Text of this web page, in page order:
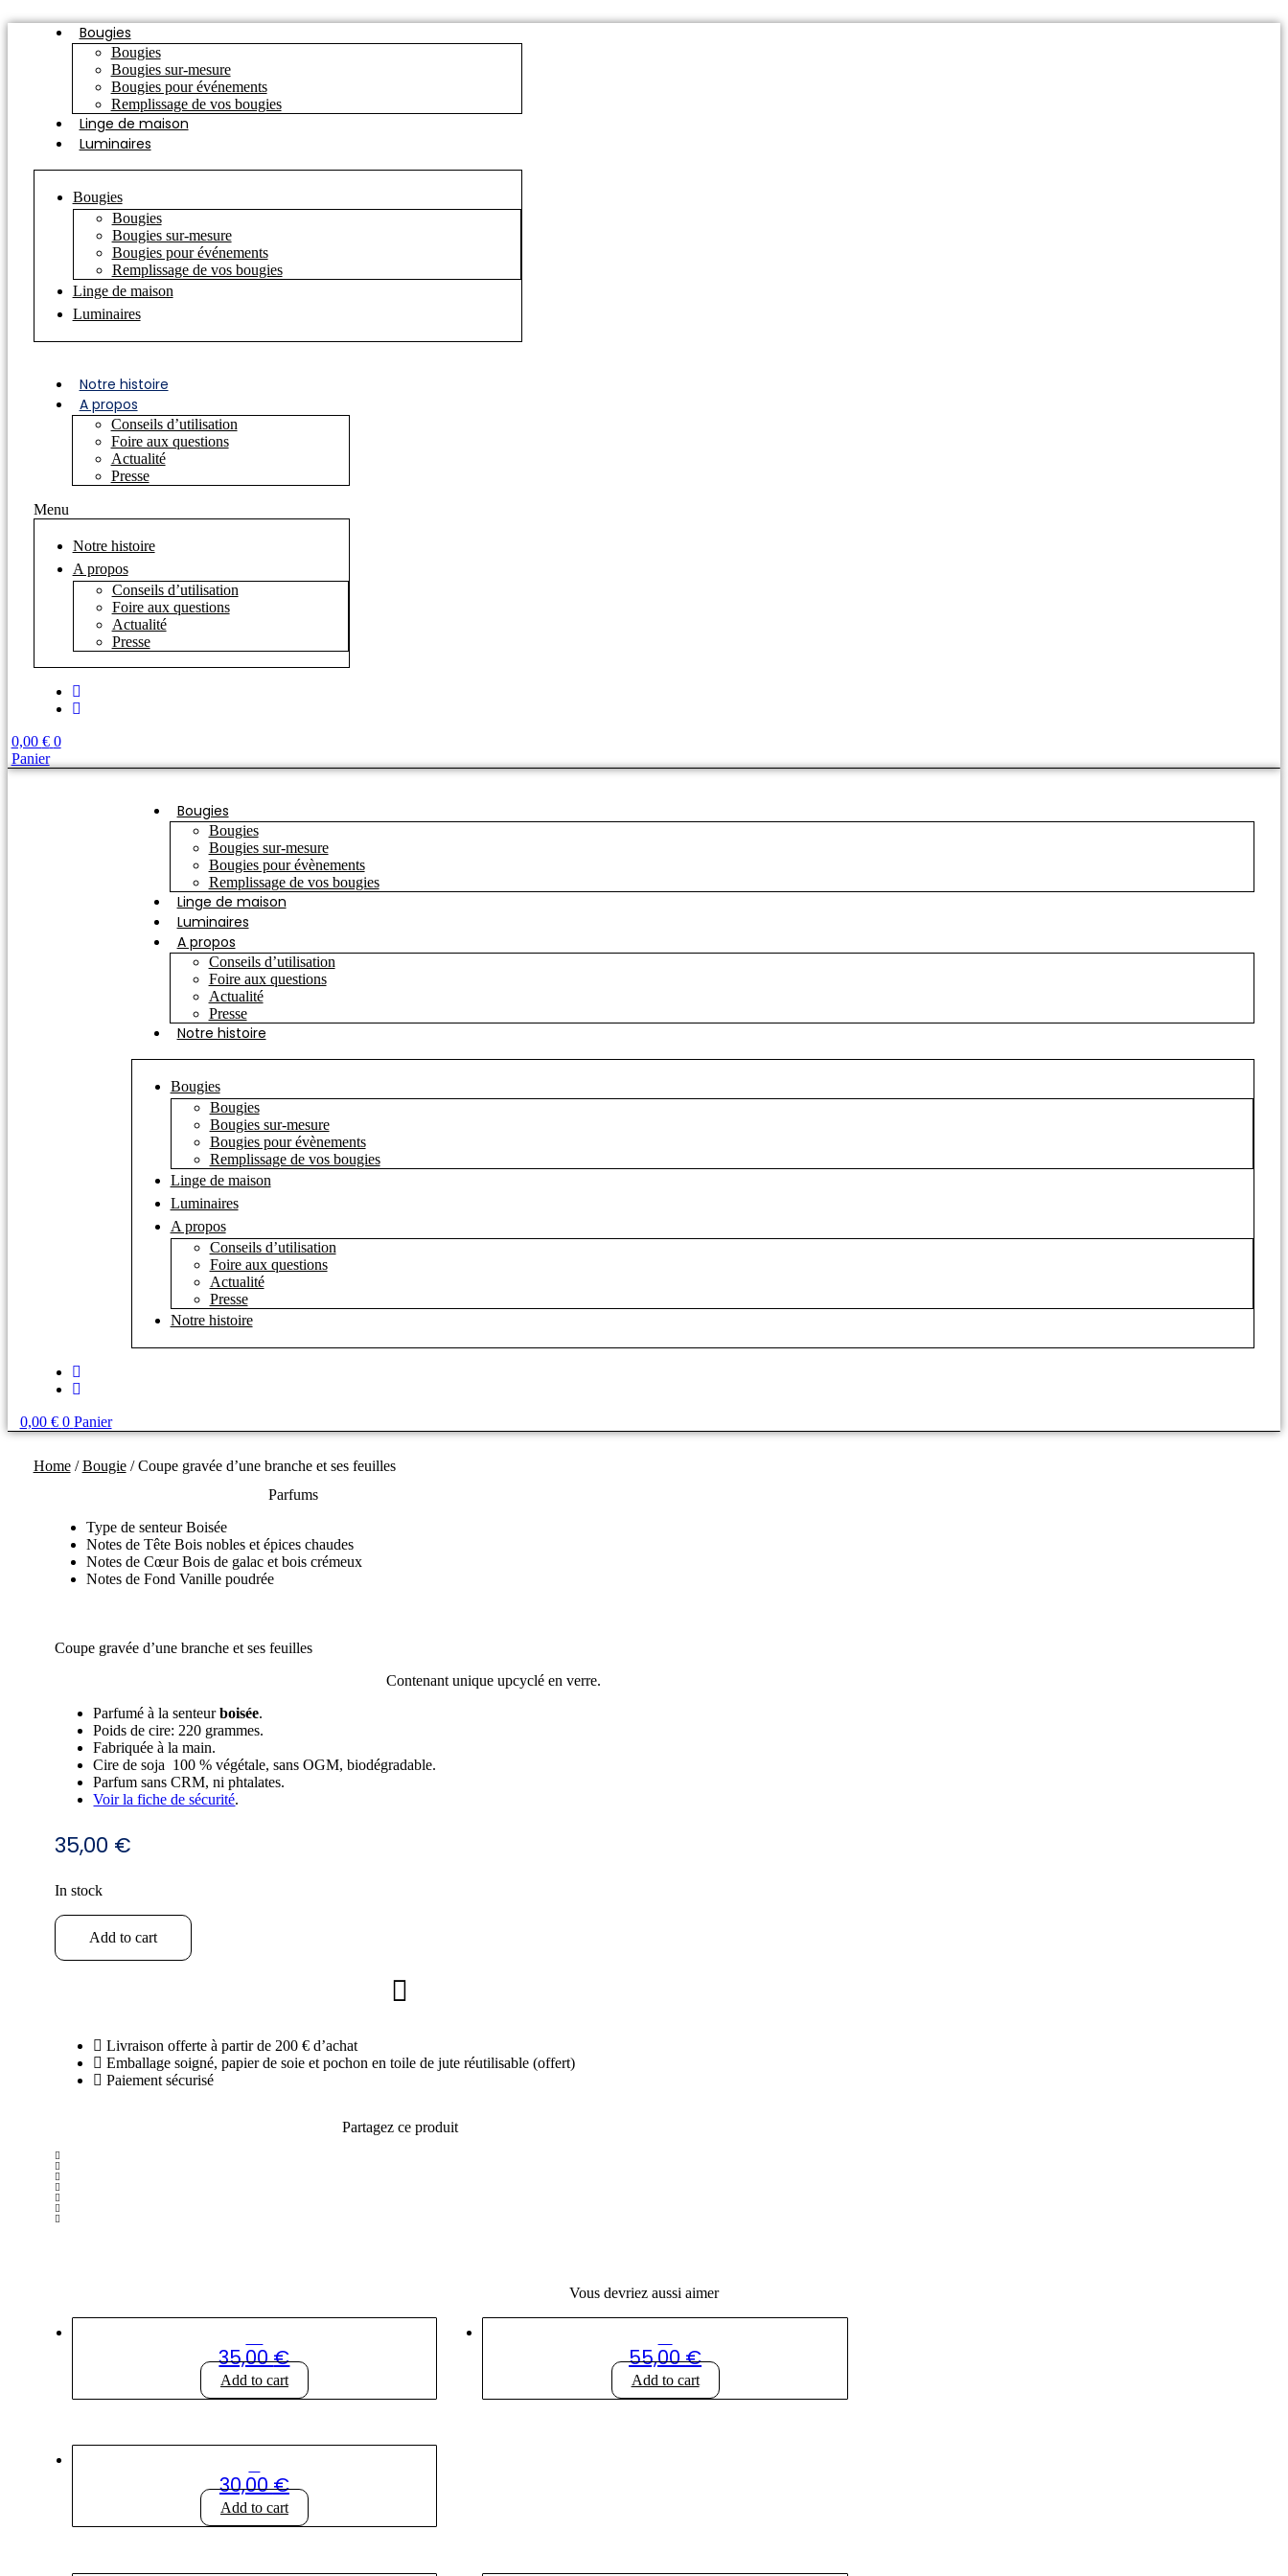
Bougies
Bougies
Bougies sur-mesure
Bougies pour événements
Remplissage de vos bougies
Linge de maison
Luminaires
Bougies
Bougies
Bougies sur-mesure
Bougies pour événements
Remplissage de vos bougies
Linge de maison
Luminaires
Notre histoire
A propos
Conseils d’utilisation
Foire aux questions
Actualité
Presse
Menu
Notre histoire
A propos
Conseils d’utilisation
Foire aux questions
Actualité
Presse
0,00 € 0
Panier
Bougies
Bougies
Bougies sur-mesure
Bougies pour évènements
Remplissage de vos bougies
Linge de maison
Luminaires
A propos
Conseils d’utilisation
Foire aux questions
Actualité
Presse
Notre histoire
Bougies
Bougies
Bougies sur-mesure
Bougies pour évènements
Remplissage de vos bougies
Linge de maison
Luminaires
A propos
Conseils d’utilisation
Foire aux questions
Actualité
Presse
Notre histoire
0,00 € 0 Panier
Home/Bougie/ Coupe gravée d’une branche et ses feuilles
Parfums
Type de senteur Boisée
Notes de Tête Bois nobles et épices chaudes
Notes de Cœur Bois de galac et bois crémeux
Notes de Fond Vanille poudrée
Coupe gravée d’une branche et ses feuilles
Contenant unique upcyclé en verre.
Parfumé à la senteurboisée.
Poids de cire: 220 grammes.
Fabriquée à la main.
Cire de soja 100 % végétale, sans OGM, biodégradable.
Parfum sans CRM, ni phtalates.
Voir la fiche de sécurité.
35,00 €
In stock
Coupe
gravée
d'une
quantity
Add to cart
Livraison offerte à partir de 200 € d’achat
Emballage soigné, papier de soie et pochon en toile de jute réutilisable (offert)
Paiement sécurisé
Partagez ce produit
Vous devriez aussi aimer
35,00€
Add to cart
55,00€
Add to cart
30,00€
Add to cart